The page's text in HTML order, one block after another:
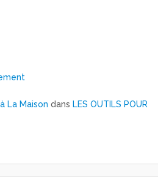
La Maison dans LES OUTILS POUR